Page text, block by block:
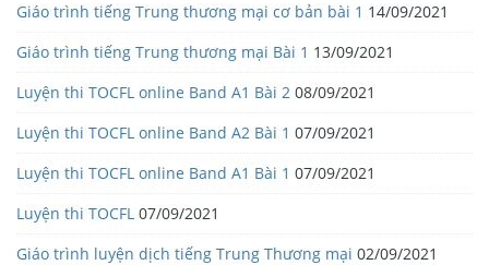
Giáo trình tiếng Trung thương mại cơ bản bài 1 14/09/2021
Giáo trình tiếng Trung thương mại Bài 1 13/09/2021
Luyện thi TOCFL online Band A1 Bài 2 08/09/2021
Luyện thi TOCFL online Band A2 Bài 1 07/09/2021
Luyện thi TOCFL online Band A1 Bài 1 07/09/2021
Luyện thi TOCFL 07/09/2021
Giáo trình luyện dịch tiếng Trung Thương mại 02/09/2021